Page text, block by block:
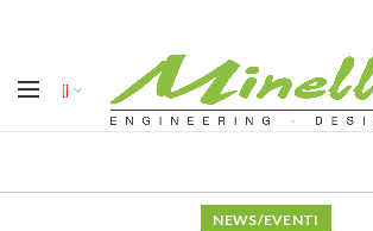
NEWS/EVENTI